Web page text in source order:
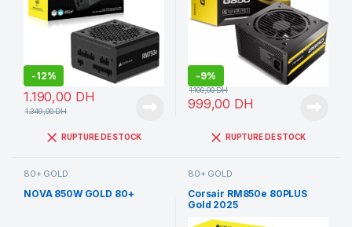
-12%
1.190,00 DH
1.349,00DH
RUPTURE DE STOCK
-9%
999,00 DH
1.100,00DH
RUPTURE DE STOCK
80+ GOLD
NOVA 850W GOLD 80+
80+ GOLD
Corsair RM850e 80PLUS
Gold 2025